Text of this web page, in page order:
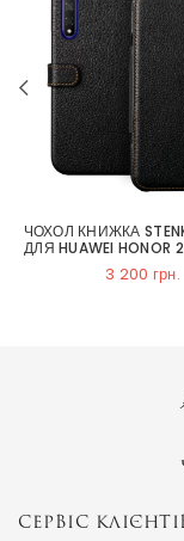
ЧОХОЛ КНИЖКА STENK
ДЛЯ HUAWEI HONOR
3 200 грн.
СЕРВІС